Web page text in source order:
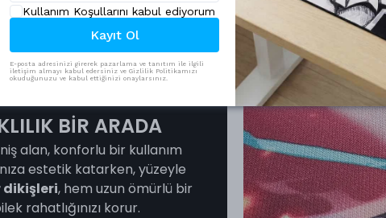
BİR ARADA
alan, konforlu bir kullanım
estetik katarken, yüzeyle
, hem uzun ömürlü bir
rahatlığınızı korur.
Kullanım Koşullarını kabul ediyorum
Kayıt Ol
E-posta adresinizi girerek pazarlama ve tanıtım ile ilgili
iletişim almayı kabul edersiniz ve Gizlilik Politikamızı
okuduğunuzu ve kabul ettiğinizi onaylarsınız.